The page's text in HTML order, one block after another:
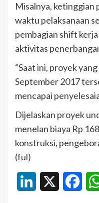
Misalnya, ketinggian
waktu pelaksanaan
pembagian shift
aktivitas
“Saat ini, proyek
September 2017
mencapai
Dijelaskan proyek
menelan biaya Rp
konstruksi,
(ful)
LinkedIn